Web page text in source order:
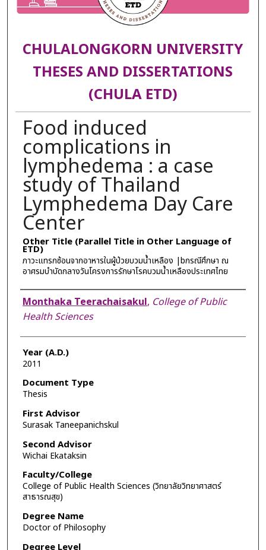
CHULALONGKORN UNIVERSITY
THESES AND DISSERTATIONS
(CHULA ETD)
Food induced
complications in
lymphedema : a case
study of Thailand
Lymphedema Day Care
Center
Other Title (Parallel Title in Other Language of
ETD)
ภาวะแทรกซ้อนจากอาหารในผู้ป่วยบวมน้ำเหลือง |bกรณีศึกษา ณ
อาศรมบำบัดกลางวันโครงการรักษาโรคบวมน้ำเหลืองประเทศไทย
Author
Monthaka Teerachaisakul, College of Public
Health Sciences
Year (A.D.)
2011
Document Type
Thesis
First Advisor
Surasak Taneepanichskul
Second Advisor
Wichai Ekataksin
Faculty/College
College of Public Health Sciences (วิทยาลัยวิทยาศาสตร์
สาธารณสุข)
Degree Name
Doctor of Philosophy
Degree Level